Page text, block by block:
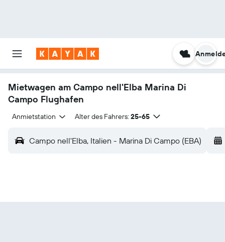
Mietwagen am Campo nell'Elba Marina Di
Campo Flughafen
Anmietstation Alter des Fahrers: 25-65
Campo nell'Elba, Italien - Marina Di Campo (EBA)